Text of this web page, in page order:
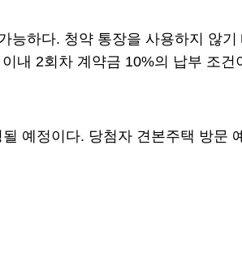
하다. 청약 통장을 사용하지 않
내 2회차 계약금 10%의 납부 조건
예정이다. 당첨자 견본주택 방문